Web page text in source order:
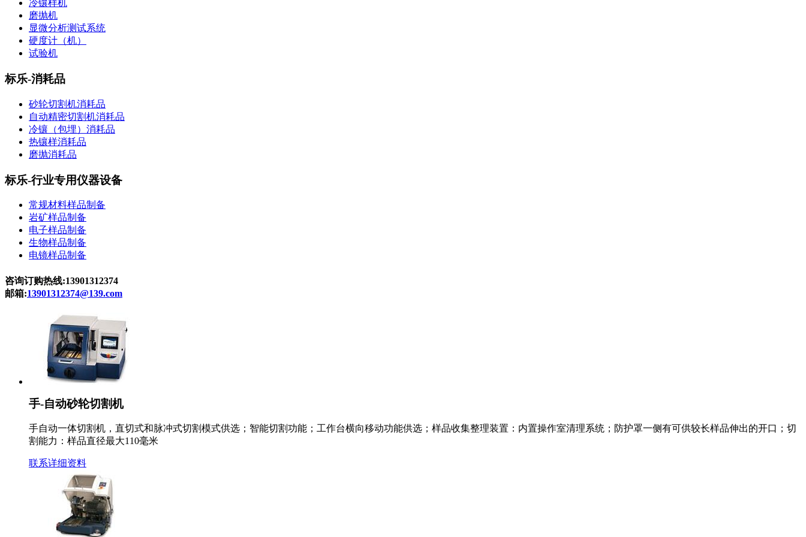
冷镶样机
磨抛机
显微分析测试系统
硬度计（机）
试验机
标乐-消耗品
砂轮切割机消耗品
自动精密切割机消耗品
冷镶（包埋）消耗品
热镶样消耗品
磨抛消耗品
标乐-行业专用仪器设备
常规材料样品制备
岩矿样品制备
电子样品制备
生物样品制备
电镜样品制备
咨询订购热线:13901312374
邮箱:13901312374@139.com
手-自动砂轮切割机
手自动一体切割机，直切式和脉冲式切割模式供选；智能切割功能；工作台横向移动功能供选；样品收集整理装置：内置操作室清理系统；防护罩一侧有可供较长样品伸出的开口；切
割能力：样品直径最大110毫米
联系详细资料